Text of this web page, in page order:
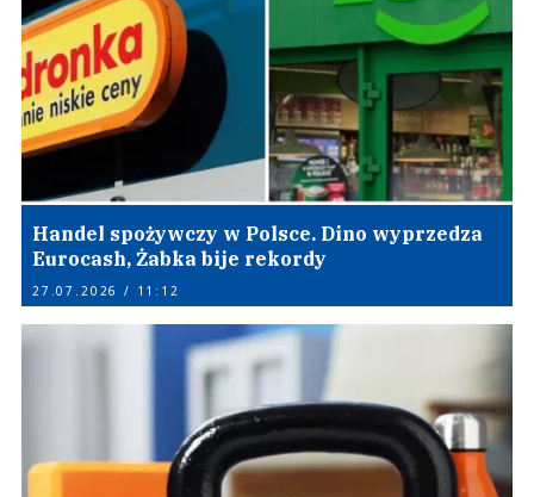
Handel spożywczy w Polsce. Dino wyprzedza
Eurocash, Żabka bije rekordy
27.07.2026 / 11:12